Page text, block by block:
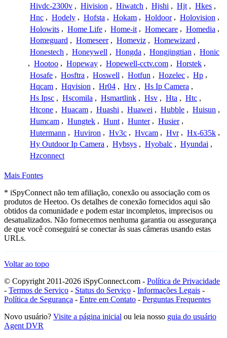
Hivdc-2300v , Hivision , Hiwatch , Hjshi , Hjt , Hkes ,
Hnc , Hodely , Hofsta , Hokam , Holdoor , Holovision ,
Holowits , Home Life , Home-it , Homecare , Homedia ,
Homeguard , Homeseer , Homeviz , Homewizard ,
Honestech , Honeywell , Hongda , Hongjingtian , Honic
, Hootoo , Hopeway , Hopewell-cctv.com , Horstek ,
Hosafe , Hosftra , Hoswell , Hotfun , Hozelec , Hp ,
Hqcam , Hqvision , Hr04 , Hrv , Hs Ip Camera ,
Hs Ipsc , Hscomila , Hsmartlink , Hsv , Hta , Htc ,
Htcone , Huacam , Huashi , Huawei , Hubble , Huisun ,
Humcam , Hungtek , Hunt , Hunter , Husier ,
Hutermann , Huviron , Hv3c , Hvcam , Hvr , Hx-635k ,
Hy Outdoor Ip Camera , Hybsys , Hyobalc , Hyundai ,
Hzconnect
Mais Fontes
* iSpyConnect não tem afiliação, conexão ou associação com os
produtos de Heetoo. Os detalhes de conexão fornecidos aqui são
obtidos da comunidade e podem estar incompletos, imprecisos ou
desatualizados. Não fornecemos nenhuma garantia ou assegurança
de que você conseguirá se conectar às suas câmeras usando estas
URLs.
Voltar ao topo
© Copyright 2011-2026 iSpyConnect.com - Política de Privacidade
- Termos de Serviço - Status do Serviço - Informações Legais -
Política de Segurança - Entre em Contato - Perguntas Frequentes
Novo usuário? Visite a página inicial ou leia nosso guia do usuário
Agent DVR